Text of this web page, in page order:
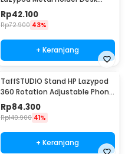
Clamp 6-8 Inch - D9
Rp42.100
Rp72.900 43%
+ Keranjang
TaffSTUDIO Stand HP Lazypod
360 Rotation Adjustable Phone
Holder - GH027
Rp84.300
Rp140.900 41%
+ Keranjang